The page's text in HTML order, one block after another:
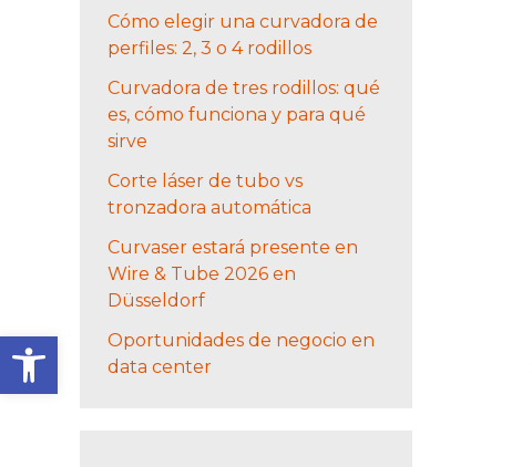
Abrir barra de herramientas
Cómo elegir una curvadora de
perfiles: 2, 3 o 4 rodillos
Curvadora de tres rodillos: qué
es, cómo funciona y para qué
sirve
Corte láser de tubo vs
tronzadora automática
Curvaser estará presente en
Wire & Tube 2026 en
Düsseldorf
Oportunidades de negocio en
data center